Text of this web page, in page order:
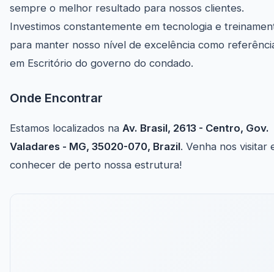
sempre o melhor resultado para nossos clientes.
Investimos constantemente em tecnologia e
para manter nosso nível de excelência como
em Escritório do governo do condado.
Onde Encontrar
Estamos localizados na Av. Brasil, 2613 - Centro, Gov.
Valadares - MG, 35020-070, Brazil. Venha nos visitar
conhecer de perto nossa estrutura!